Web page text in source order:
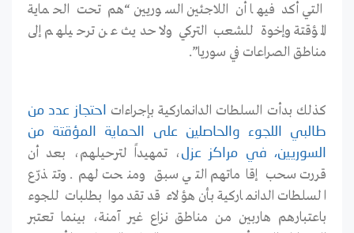
التي أكد فيها أن اللاجئين السوريين “هم تحت الحماية
المؤقتة وإخوة للشعب التركي ولا حديث عن ترحيلهم إلى
مناطق الصراعات في سوريا”.
كذلك بدأت السلطات الدانماركية بإجراءات احتجاز عدد من
طالبي
اللجوء والحاصلين على الحماية المؤقتة
من
السوريين، في مراكز عزل ، تمهيداً لترحيلهم، بعد أن
قررت سحب إقاماتهم التي سبق ومنحت لهم. وتتذرّع
السلطات الدانماركية بأن هؤلاء قد تقدموا بطلبات للجوء
باعتبارهم هاربين من مناطق نزاع غير آمنة، بينما تعتبر